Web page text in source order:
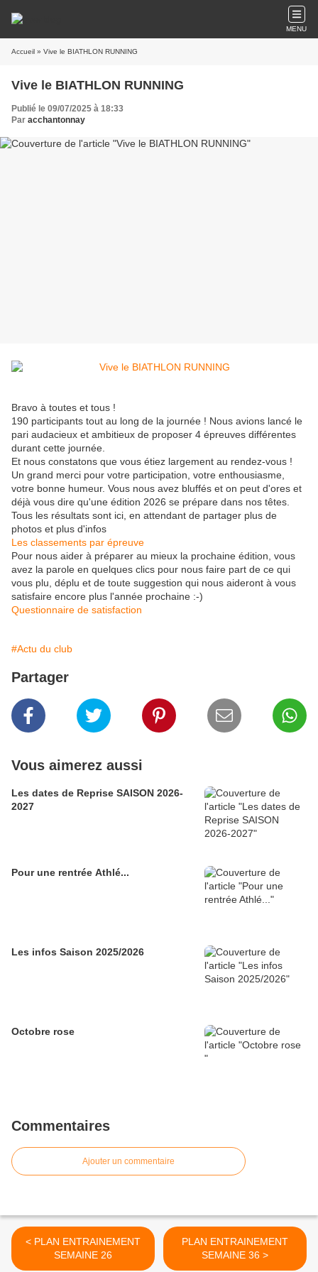
MENU
Accueil » Vive le BIATHLON RUNNING
Vive le BIATHLON RUNNING
Publié le 09/07/2025 à 18:33
Par acchantonnay
Bravo à toutes et tous !
190 participants tout au long de la journée ! Nous avions lancé le
pari audacieux et ambitieux de proposer 4 épreuves différentes
durant cette journée.
Et nous constatons que vous étiez largement au rendez-vous !
Un grand merci pour votre participation, votre enthousiasme,
votre bonne humeur. Vous nous avez bluffés et on peut d'ores et
déjà vous dire qu'une édition 2026 se prépare dans nos têtes.
Tous les résultats sont ici, en attendant de partager plus de
photos et plus d'infos
Les classements par épreuve
Pour nous aider à préparer au mieux la prochaine édition, vous
avez la parole en quelques clics pour nous faire part de ce qui
vous plu, déplu et de toute suggestion qui nous aideront à vous
satisfaire encore plus l'année prochaine :-)
Questionnaire de satisfaction
#Actu du club
Partager
Vous aimerez aussi
Les dates de Reprise SAISON 2026-
2027
Pour une rentrée Athlé...
Les infos Saison 2025/2026
Octobre rose
Commentaires
Ajouter un commentaire
< PLAN ENTRAINEMENT
SEMAINE 26
PLAN ENTRAINEMENT
SEMAINE 36 >